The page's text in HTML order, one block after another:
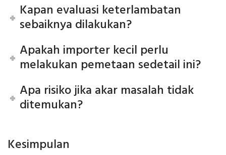
Kapan evaluasi keterlambatan
sebaiknya dilakukan?
Apakah importer kecil perlu
melakukan pemetaan sedetail ini?
Apa risiko jika akar masalah tidak
ditemukan?
Kesimpulan